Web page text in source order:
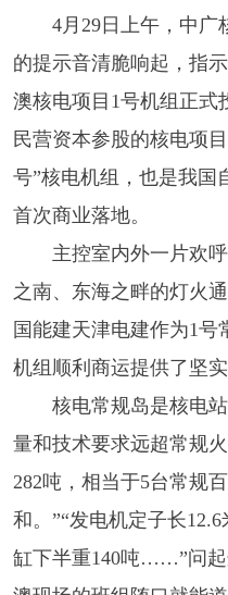
4月29日上午，中广
的提示音清脆响起，指
澳核电项目1号机组正式
民营资本参股的核电项
号”核电机组，也是我国
首次商业落地。
主控室内外一片欢呼
之南、东海之畔的灯火
国能建天津电建作为1
机组顺利商运提供了坚实
核电常规岛是核电站
量和技术要求远超常规
282吨，相当于5台常规
和。”“发电机定子长
缸下半重140吨……”问起